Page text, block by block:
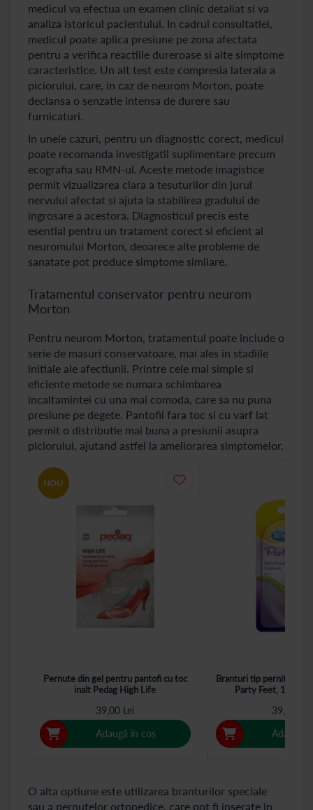
medicul va efectua un examen clinic detaliat si va
analiza istoricul pacientului. In cadrul consultatiei,
medicul poate aplica presiune pe zona afectata
pentru a verifica reactiile dureroase si alte simptome
caracteristice. Un alt test este compresia laterala a
piciorului, care, in caz de neurom Morton, poate
declansa o senzatie intensa de durere sau
furnicaturi.
In unele cazuri, pentru un diagnostic corect, medicul
poate recomanda investigatii suplimentare precum
ecografia sau RMN-ul. Aceste metode imagistice
permit vizualizarea clara a tesuturilor din jurul
nervului afectat si ajuta la stabilirea gradului de
ingrosare a acestora. Diagnosticul precis este
esential pentru un tratament corect si eficient al
neuromului Morton, deoarece alte probleme de
sanatate pot produce simptome similare.
Tratamentul conservator pentru neurom
Morton
Pentru neurom Morton, tratamentul poate include o
serie de masuri conservatoare, mai ales in stadiile
initiale ale afectiunii. Printre cele mai simple si
eficiente metode se numara schimbarea
incaltamintei cu una mai comoda, care sa nu puna
presiune pe degete. Pantofii fara toc si cu varf lat
permit o distributie mai buna a presiunii asupra
piciorului, ajutand astfel la ameliorarea simptomelor.
NOU
Pernute din gel pentru pantofi cu toc
inalt Pedag High Life
39,00 Lei
Adaugă în coș
Branturi tip pernite din
Party Feet, 1
39,40 Lei
Adaugă
O alta optiune este utilizarea branturilor speciale
sau a pernutelor ortopedice, care pot fi inserate in